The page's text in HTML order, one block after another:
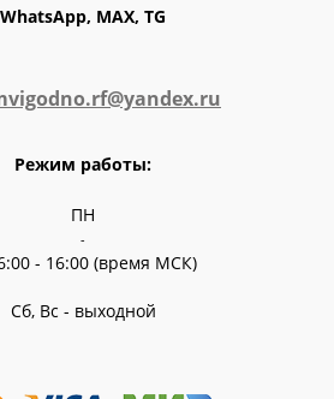
WhatsApp, MAX, TG
Режим работы:
ПН
-
- 16:00 (время МСК)
Сб, Вс - выходной